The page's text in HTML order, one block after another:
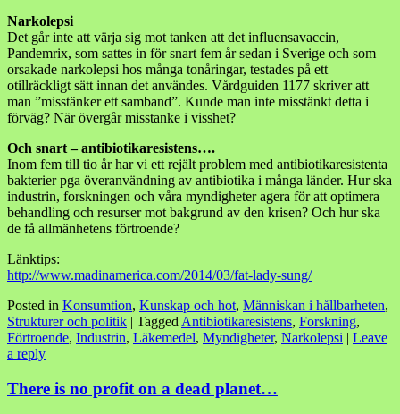
Narkolepsi
Det går inte att värja sig mot tanken att det influensavaccin,
Pandemrix, som sattes in för snart fem år sedan i Sverige och som
orsakade narkolepsi hos många tonåringar, testades på ett
otillräckligt sätt innan det användes. Vårdguiden 1177 skriver att
man ”misstänker ett samband”. Kunde man inte misstänkt detta i
förväg? När övergår misstanke i visshet?
Och snart – antibiotikaresistens….
Inom fem till tio år har vi ett rejält problem med antibiotikaresistenta
bakterier pga överanvändning av antibiotika i många länder. Hur ska
industrin, forskningen och våra myndigheter agera för att optimera
behandling och resurser mot bakgrund av den krisen? Och hur ska
de få allmänhetens förtroende?
Länktips:
http://www.madinamerica.com/2014/03/fat-lady-sung/
Posted in Konsumtion, Kunskap och hot, Människan i hållbarheten,
Strukturer och politik | Tagged Antibiotikaresistens, Forskning,
Förtroende, Industrin, Läkemedel, Myndigheter, Narkolepsi | Leave
a reply
There is no profit on a dead planet…